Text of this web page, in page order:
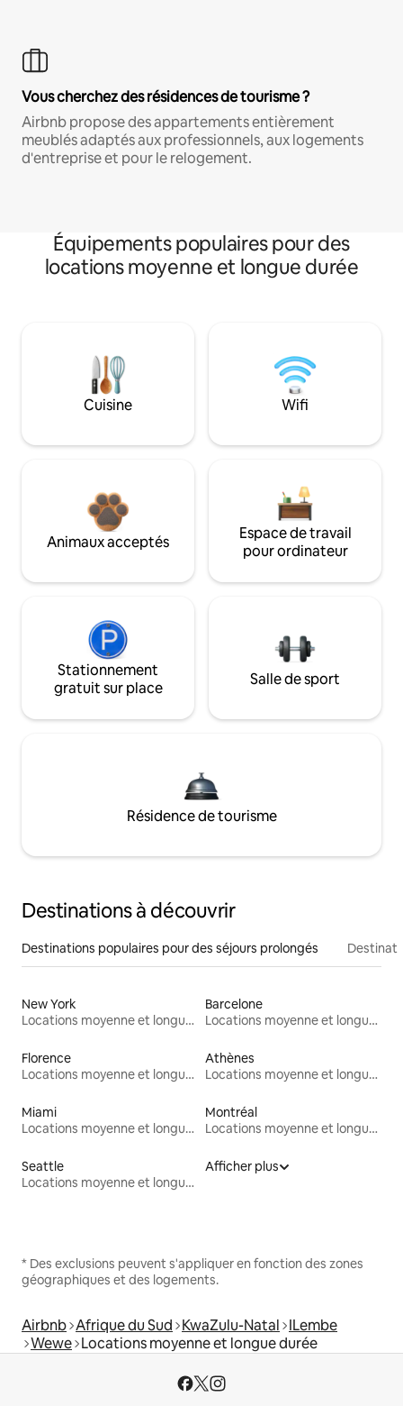
Vous cherchez des résidences de tourisme ?
Airbnb propose des appartements entièrement
meublés adaptés aux professionnels, aux logements
d'entreprise et pour le relogement.
Équipements populaires pour des
locations moyenne et longue durée
Cuisine Wifi
Animaux acceptés
Espace de travail
pour ordinateur
Stationnement
gratuit sur place
Salle de sport
Résidence de tourisme
Destinations à découvrir
Destinations populaires pour des séjours prolongés
New York
Locations moyenne et longue durée
Barcelone
Locations moyenne et longue durée
Florence
Locations moyenne et longue durée
Athènes
Locations moyenne et longue durée
Miami
Locations moyenne et longue durée
Montréal
Locations moyenne et longue durée
Seattle
Locations moyenne et longue durée
Afficher plus
* Des exclusions peuvent s'appliquer en fonction des zones
géographiques et des logements.
Airbnb Afrique du Sud KwaZulu-Natal ILembe
Wewe Locations moyenne et longue durée